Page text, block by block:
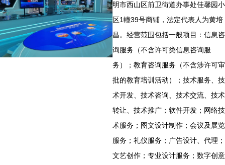
明市西山区前卫街道办事处佳馨园小
区1幢39号商铺，法定代表人为黄培
昌。经营范围包括一般项目：信息咨
询服务（不含许可类信息咨询服
务）；教育咨询服务（不含涉许可审
批的教育培训活动）；技术服务、技
术开发、技术咨询、技术交流、技术
转让、技术推广；软件开发；网络技
术服务；图文设计制作；会议及展览
服务；礼仪服务；广告设计、代理；
文艺创作；专业设计服务；数字创意